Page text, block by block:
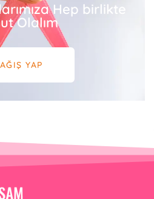
Hep birlikte
Olalım
YAP